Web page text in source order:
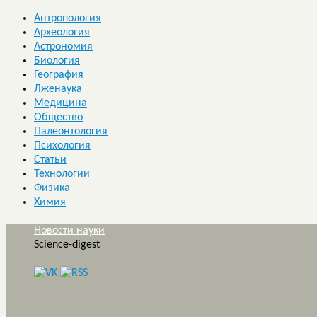
Антропология
Археология
Астрономия
Биология
География
Лженаука
Медицина
Общество
Палеонтология
Психология
Статьи
Технологии
Физика
Химия
Новости науки
Science-digest